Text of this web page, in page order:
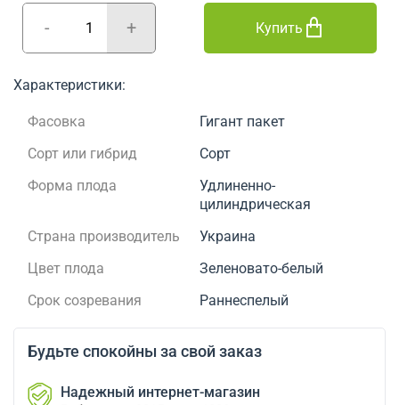
- + Купить
Характеристики:
Фасовка
Гигант пакет
Сорт или гибрид
Сорт
Форма плода
Удлиненно-
цилиндрическая
Страна производитель
Украина
Цвет плода
Зеленовато-белый
Срок созревания
Раннеспелый
Будьте спокойны за свой заказ
Надежный интернет-магазин